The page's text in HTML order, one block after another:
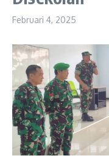
Februari 4, 2025